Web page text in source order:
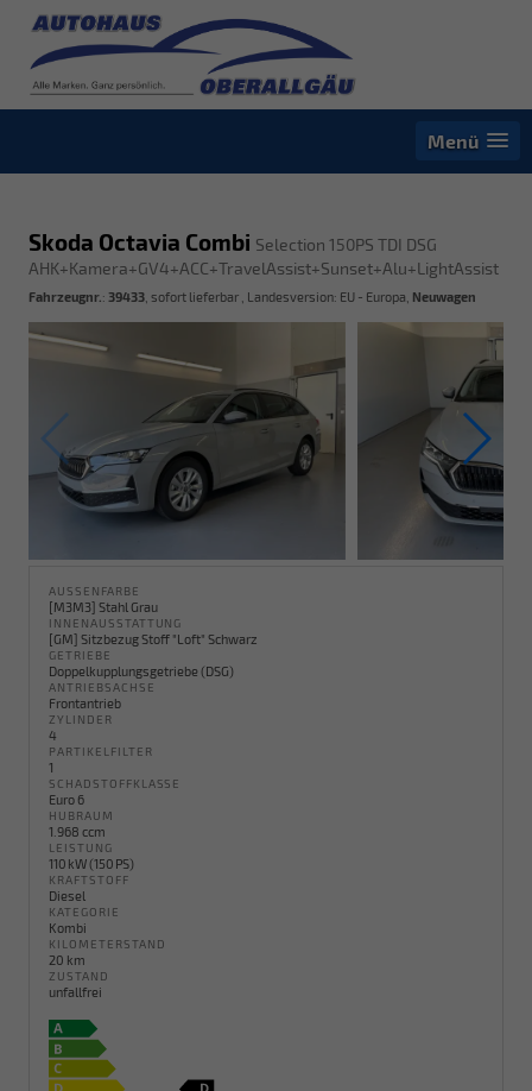
Menü
Skoda Octavia Combi Selection 150PS TDI DSG
AHK+Kamera+GV4+ACC+TravelAssist+Sunset+Alu+LightAssist
Fahrzeugnr. : 39433 sofort lieferbar , Landesversion: EU - Europa, Neuwagen
AUSSENFARBE
[M3M3] Stahl Grau
INNENAUSSTATTUNG
[GM] Sitzbezug Stoff "Loft" Schwarz
GETRIEBE
Doppelkupplungsgetriebe (DSG)
ANTRIEBSACHSE
Frontantrieb
ZYLINDER
4
PARTIKELFILTER
1
SCHADSTOFFKLASSE
Euro 6
HUBRAUM
1.968 ccm
LEISTUNG
110 kW (150 PS)
KRAFTSTOFF
Diesel
KATEGORIE
Kombi
KILOMETERSTAND
20 km
ZUSTAND
unfallfrei